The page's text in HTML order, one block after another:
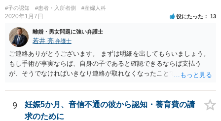
#子の認知 #患者・入所者側 #産婦人科
2020年1月7日 役にたった 13
離婚・男女問題に強い弁護士
若井 亮 弁護士
ご連絡ありがとうございます。 まずは明細を出してもらいましょう。
もし手術が事実ならば、自身の子であると確認できるならば支払う
が、そうでなければいきなり連絡が取れなくなったことで不信感もあ
してはいかがでしょうか。 代理人となる場合ですが、事務所ごとにま
ちまちです。 弊所の場合、交渉をお受けするとなると20万円くらいが
多いかと思います。
9
妊娠5か月、音信不通の彼から認知・養育費の請
求のために